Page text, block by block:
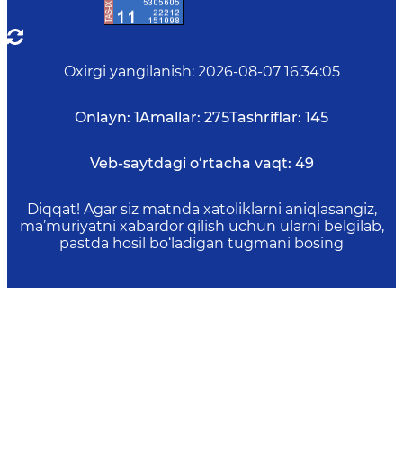
Oxirgi yangilanish: 2026-08-07 16:34:05
Onlayn: 1Amallar: 275Tashriflar: 145
Veb-saytdagi o‘rtacha vaqt: 49
Diqqat! Agar siz matnda xatoliklarni aniqlasangiz,
ma’muriyatni xabardor qilish uchun ularni belgilab,
pastda hosil bo‘ladigan tugmani bosing